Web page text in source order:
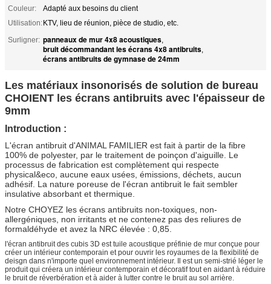
Couleur:
Adapté aux besoins du client
Utilisation:KTV, lieu de réunion, pièce de studio, etc.
Surligner: panneaux de mur 4x8 acoustiques,
bruit décommandant les écrans 4x8 antibruits,
écrans antibruits de gymnase de 24mm
Les matériaux insonorisés de solution de bureau
CHOIENT les écrans antibruits avec l'épaisseur de
9mm
Introduction :
L'écran antibruit d'ANIMAL FAMILIER est fait à partir de la fibre
100% de polyester, par le traitement de poinçon d'aiguille. Le
processus de fabrication est complètement qui respecte
physical&eco, aucune eaux usées, émissions, déchets, aucun
adhésif. La nature poreuse de l'écran antibruit le fait sembler
insulative absorbant et thermique.
Notre CHOYEZ les écrans antibruits non-toxiques, non-
allergéniques, non irritants et ne contenez pas des reliures de
formaldéhyde et avez la NRC élevée : 0,85.
l'écran antibruit des cubis 3D est tuile acoustique préfinie de mur conçue pour
créer un intérieur contemporain et pour ouvrir les royaumes de la flexibilité de
deisgn dans n'importe quel environnement intérieur. Il est un semi-strié léger le
produit qui créera un intérieur contemporain et décoratif tout en aidant à réduire
le bruit de réverbération et à aider à lutter contre le bruit au sol arrière.